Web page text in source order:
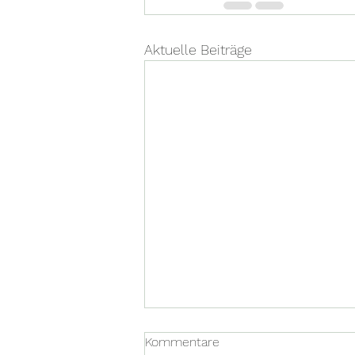
Aktuelle Beiträge
Eine Nachricht von Thomas
Kommentare